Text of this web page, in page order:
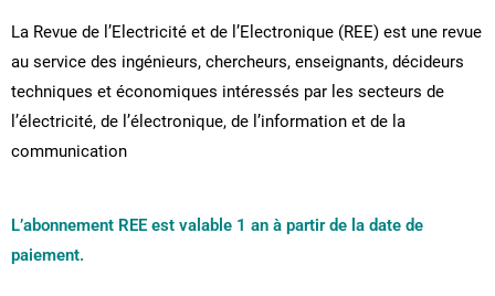
La Revue de l’Electricité et de l’Electronique (REE) est une revue
au service des ingénieurs, chercheurs, enseignants, décideurs
techniques et économiques intéressés par les secteurs de
l’électricité, de l’électronique, de l’information et de la
communication
L’abonnement REE est valable 1 an à partir de la date de
paiement.